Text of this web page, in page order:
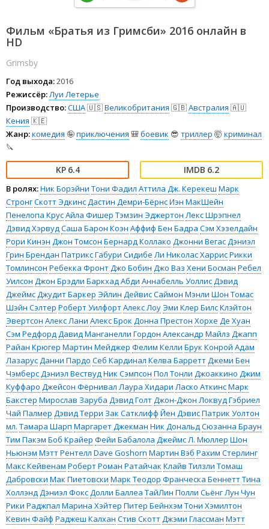
Фильм «Братья из Гримсби» 2016 онлайн в
HD
Grimsby
Год выхода:2016
Режиссёр:Луи Летерье
Производство:США🇺🇸Великобритания 🇬🇧Австралия 🇦🇺
Кения 🇰🇪
Жанр:комедия 🤪приключения 🎒боевик 😎 триллер 🤯криминал
🔪
6.4 6.2
В ролях:Ник Борэйни Тони Фадил Аттила Дж. Керекеш Марк
СтронгСкотт ЭдкинсДастин Демри-БёрнсИэн МакШейн
Пенелопа КрусАйла Фишер Тэмзин Эджертон Лекс Шрэпнел
Дэвид ХэрвудСаша Барон Коэн Аффиф Бен Бадра Сэм Хэзелдайн
Рори Кинэн Джон Томсон Бернард Коллако Джонни ВегасДэниэл
Грин Брендан ПатриксГабури Сидибе Ли Николас ХаррисРикки
Томлинсон Ребекка ФронтДжо Бобин Джо Ваз Хени Босман Ребел
Уилсон Джон Брэдли Баркхад Абди Аннабелль УоллисДэвид
ДжеймсДжудит Баркер Эйлин ДейвисСаймон Мэнли Шон Томас
Шэйн Сэлтер Роберт УилфортАлекс ЛоуЭми Клер БилсКлэйтон
Эвертсон Алекс Лани Алекс Брок Донна Престон Хорхе Де Хуан
Сэм РедфордДавид Манганелли Гордон Александр Майлз Джапп
Райан Крюгер Мартин Мейджер Фелим Келли Брук Конрой Адам
ЛазарусДанни Пардо Себ Кардинал Келва БарреттДжеми Бен
ЧэмберсДэниэл ВествудНик Сэмпсон Пол Тонли Джоаккино Джим
Куффаро Джейсон Фёрнивал Лаура Хидари Ласко АткинсМарк
Бакстер Мирослав Заруба Дэвид ГолтДжон-Джон ЛоквудГэбриел
Чай Палмер Дэвид Терри Зак Сатклифф Йен ДэвисПатрик Уолтон
мл. Тамара Шарп Маргарет Джекман Ник ДональдСюзанна Браун
Тим Пакэм Боб Крайер Фейи Бабалола Джеймс Л. Мюллер Шон
Ньюнэм Мэтт Рентелл Dave Goshorn Мартин Вэб Рахим Стерлинг
Макс Кейвенам Роберт Роман Ратайчак Клайв Тилзли Томаш
Дабровски Мак Пиетовски Марк Теодор Франческа БеннеттТина
ХоллэндДэниэл ФоксДолли Баллеа ТайЛин Полли Сьёнг Лун Чун
Рики Раджпал Марина Хэйтер Питер Бейнхэм Тони Хэмилтон
Кевин Файф Раджеш Калхан Стив СкоттДжэми Глассман Мэтт